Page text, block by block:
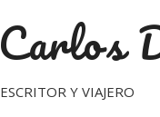
Carlos
ESCRITOR Y VIAJERO